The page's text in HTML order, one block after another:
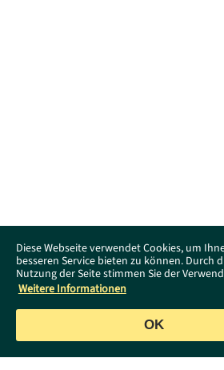
Diese Webseite verwendet Cookies, um
besseren Service bieten zu können. Durch
Nutzung der Seite stimmen Sie der
Weitere Informationen
OK